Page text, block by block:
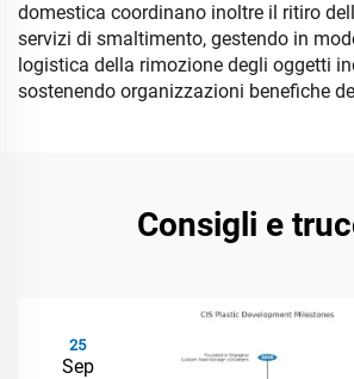
domestica coordinano inoltre il ritiro
servizi di smaltimento, gestendo in
logistica della rimozione degli oggetti
sostenendo organizzazioni benefiche
Consigli e
25
Sep